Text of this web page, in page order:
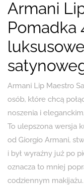
Armani
Pomadka
Armani Lip Maestro
osób, które chcą
noszenia i
To ulepszona wersja
od Giorgio Armani,
i był wyraźny już po
oznacza to mniej
codziennym makijażu.